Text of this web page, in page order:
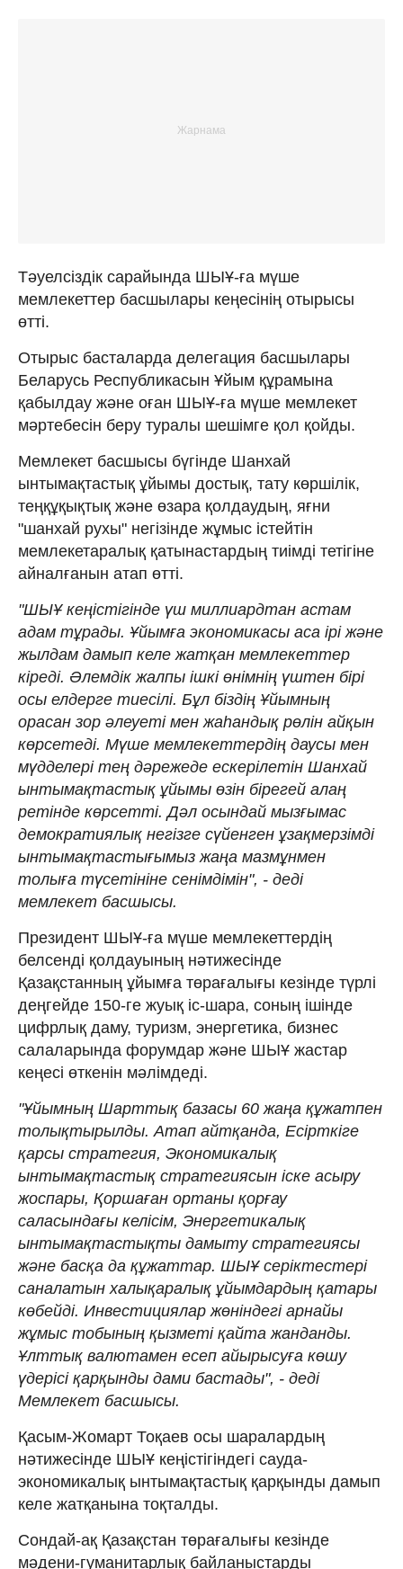
Тәуелсіздік сарайында ШЫҰ-ға мүше
мемлекеттер басшылары кеңесінің отырысы
өтті.
Отырыс басталарда делегация басшылары
Беларусь Республикасын Ұйым құрамына
қабылдау және оған ШЫҰ-ға мүше мемлекет
мәртебесін беру туралы шешімге қол қойды.
Мемлекет басшысы бүгінде Шанхай
ынтымақтастық ұйымы достық, тату көршілік,
теңқұқықтық және өзара қолдаудың, яғни
"шанхай рухы" негізінде жұмыс істейтін
мемлекетаралық қатынастардың тиімді тетігіне
айналғанын атап өтті.
"ШЫҰ кеңістігінде үш миллиардтан астам
адам тұрады. Ұйымға экономикасы аса ірі және
жылдам дамып келе жатқан мемлекеттер
кіреді. Әлемдік жалпы ішкі өнімнің үштен бірі
осы елдерге тиесілі. Бұл біздің Ұйымның
орасан зор әлеуеті мен жаһандық рөлін айқын
көрсетеді. Мүше мемлекеттердің даусы мен
мүдделері тең дәрежеде ескерілетін Шанхай
ынтымақтастық ұйымы өзін бірегей алаң
ретінде көрсетті. Дәл осындай мызғымас
демократиялық негізге сүйенген ұзақмерзімді
ынтымақтастығымыз жаңа мазмұнмен
толыға түсетініне сенімдімін", - деді
мемлекет басшысы.
Президент ШЫҰ-ға мүше мемлекеттердің
белсенді қолдауының нәтижесінде
Қазақстанның ұйымға төрағалығы кезінде түрлі
деңгейде 150-ге жуық іс-шара, соның ішінде
цифрлық даму, туризм, энергетика, бизнес
салаларында форумдар және ШЫҰ жастар
кеңесі өткенін мәлімдеді.
"Ұйымның Шарттық базасы 60 жаңа құжатпен
толықтырылды. Атап айтқанда, Есірткіге
қарсы стратегия, Экономикалық
ынтымақтастық стратегиясын іске асыру
жоспары, Қоршаған ортаны қорғау
саласындағы келісім, Энергетикалық
ынтымақтастықты дамыту стратегиясы
және басқа да құжаттар. ШЫҰ серіктестері
саналатын халықаралық ұйымдардың қатары
көбейді. Инвестициялар жөніндегі арнайы
жұмыс тобының қызметі қайта жанданды.
Ұлттық валютамен есеп айырысуға көшу
үдерісі қарқынды дами бастады", - деді
Мемлекет басшысы.
Қасым-Жомарт Тоқаев осы шаралардың
нәтижесінде ШЫҰ кеңістігіндегі сауда-
экономикалық ынтымақтастық қарқынды дамып
келе жатқанына тоқталды.
Сондай-ақ Қазақстан төрағалығы кезінде
мәдени-гуманитарлық байланыстарды